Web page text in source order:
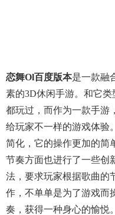
恋舞ol百度版本是一款融
素的3D休闲手游。和它
都玩过，而作为一款手游
给玩家不一样的游戏体验
简化，它的操作更加的简
节奏方面也进行了一些创
法，要求玩家根据歌曲的
作，不单单是为了游戏而
奏，获得一种身心的愉悦